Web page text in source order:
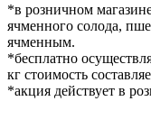
*в розничном
ячменного солода,
ячменным.
*бесплатно
кг стоимость
*акция действует в